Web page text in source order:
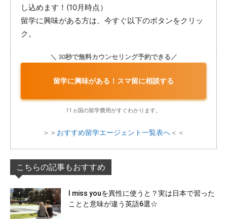
し込めます！(10月時点）
留学に興味がある方は、今すぐ以下のボタンをクリッ
ク。
＼ 30秒で無料カウンセリング予約できる／
留学に興味がある！スマ留に相談する
11ヵ国の留学費用がすぐわかります。
＞＞ おすすめ留学エージェント一覧表へ ＜＜
こちらの記事もおすすめ
I miss youを異性に使うと？実は日本で習った
ことと意味が違う英語6選☆